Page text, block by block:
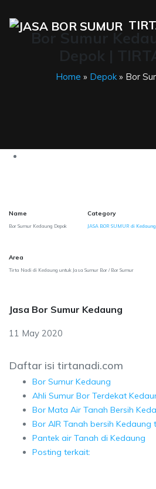
Home » Depok» Bor
Name
Bor Sumur Kedaung Depok
Category
JASA BOR SUMUR di Kedaung
Area
Tirta Nadi di Kedaung untuk Jasa Sumur Bor / Bor Sumur
Jasa Bor Sumur Kedaung
11 May 2020
Daftar isi tirtanadi.com
Bor Sumur Kedaung
Ahli Sumur Bor Terdekat
Bor Mata Air Tanah Bersih
Bor AIR Tanah bersih Kedaung
Pantek air Tanah di Kedaung
Posting terkait: